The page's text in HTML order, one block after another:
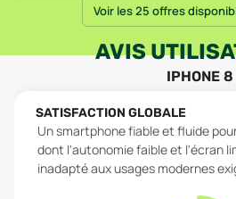
Voir les 25 offres
AVIS
IPHONE 8
SATISFACTION GLOBALE
Un smartphone fiable et fluide
dont l'autonomie faible et l'écran
inadapté aux usages modernes